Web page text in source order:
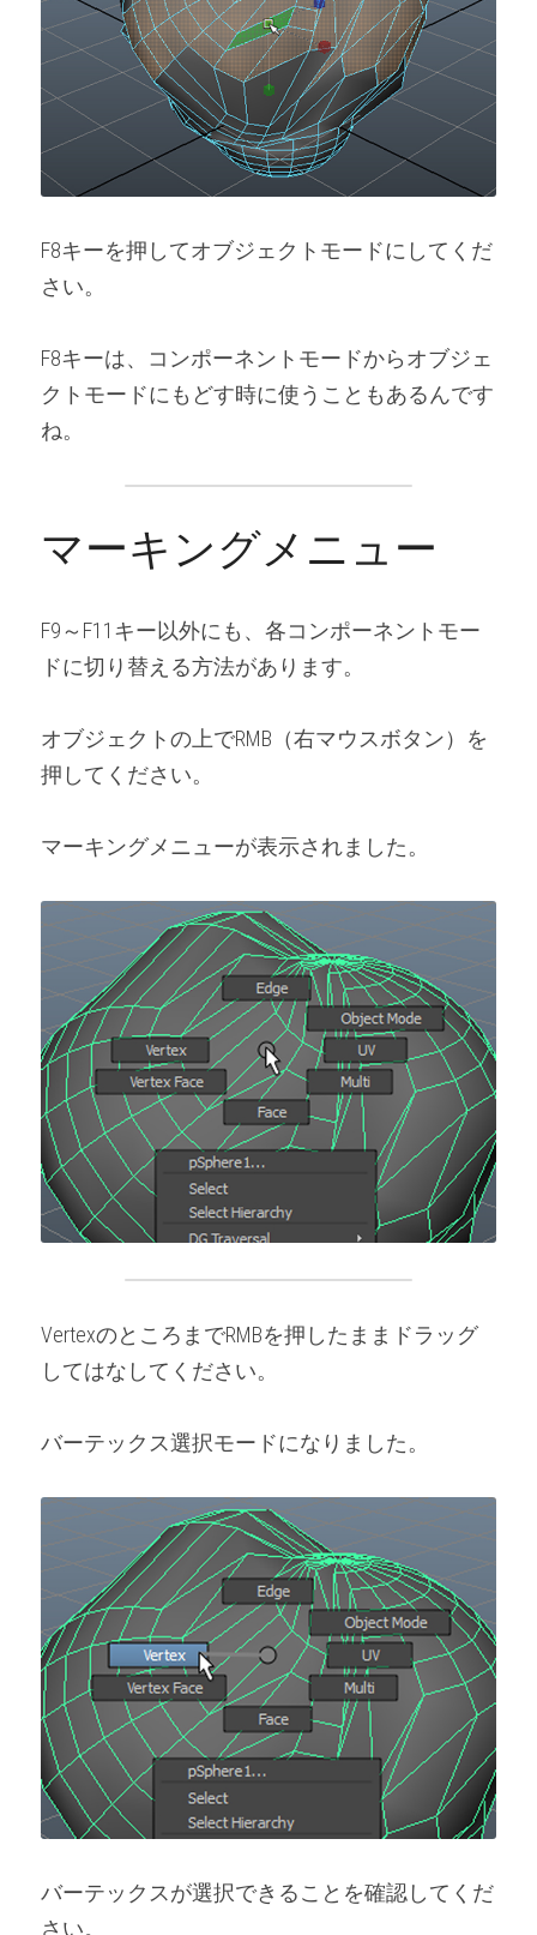
F8キーを押してオブジェクトモードにしてくだ
さい。
F8キーは、コンポーネントモードからオブジェ
クトモードにもどす時に使うこともあるんです
ね。
マーキングメニュー
F9～F11キー以外にも、各コンポーネントモー
ドに切り替える方法があります。
オブジェクトの上でRMB（右マウスボタン）を
押してください。
マーキングメニューが表示されました。
VertexのところまでRMBを押したままドラッグ
してはなしてください。
バーテックス選択モードになりました。
バーテックスが選択できることを確認してくだ
さい。